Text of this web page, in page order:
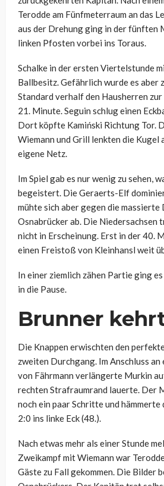
Terodde am Fünfmeterraum an das
aus der Drehung ging in der fünften
linken Pfosten vorbei ins Toraus.
Schalke in der ersten Viertelstunde
Ballbesitz. Gefährlich wurde es aber
Standard verhalf den Hausherren
21. Minute. Seguin schlug einen
Dort köpfte Kamiński Richtung Tor.
Wiemann und Grill lenkten die Kugel
eigene Netz.
Im Spiel gab es nur wenig zu sehen,
begeistert. Die Geraerts-Elf
mühte sich aber gegen die massierte
Osnabrücker ab. Die
nicht in Erscheinung. Erst in der 40.
einen Freistoß von Kleinhansl weit
In einer ziemlich zähen Partie ging
in die Pause.
Brunner
Die Knappen erwischten den
zweiten Durchgang. Im Anschluss
von Fährmann verlängerte Murkin
rechten Strafraumrand lauerte. Der
noch ein paar Schritte und hämmerte
2:0 ins linke Eck (48.).
Nach etwas mehr als einer Stunde
Zweikampf mit Wiemann war
Gäste zu Fall gekommen. Die Bilder